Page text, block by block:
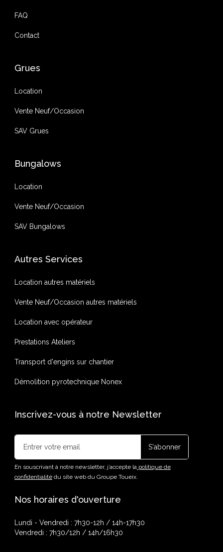
FAQ
Contact
Grues
Location
Vente Neuf/Occasion
SAV Grues
Bungalows
Location
Vente Neuf/Occasion
SAV Bungalows
Autres Services
Location autres matériels
Vente Neuf/Occasion autres matériels
Location avec opérateur
Prestations Ateliers
Transport d'engins sur chantier
Démolition pyrotechnique Nonex
Inscrivez-vous à notre Newsletter
En souscrivant à notre newsletter, j’accepte lapolitique de
confidentialitédu site web du Groupe Toueix.
Nos horaires d'ouverture
Lundi - Vendredi : 7h30-12h / 14h-17h30
Vendredi : 7h30/12h / 14h/16h30